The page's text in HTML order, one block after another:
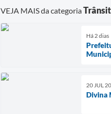
VEJA MAIS da categoria
Há 2 dias
20 JUL
Divina